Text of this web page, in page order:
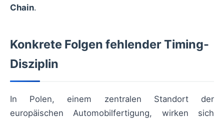
Chain.
Konkrete Folgen fehlender Timing-
Disziplin
In Polen, einem zentralen Standort der
europäischen Automobilfertigung, wirken sich